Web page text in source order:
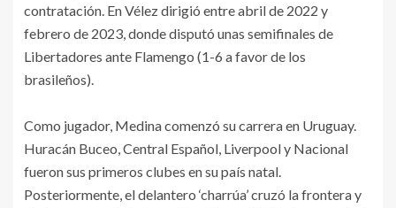
contratación. En Vélez dirigió entre abril de 2022 y
febrero de 2023, donde disputó unas semifinales de
Libertadores ante Flamengo (1-6 a favor de los
brasileños).
Como jugador, Medina comenzó su carrera en Uruguay.
Huracán Buceo, Central Español, Liverpool y Nacional
fueron sus primeros clubes en su país natal.
Posteriormente, el delantero ‘charrúa’ cruzó la frontera y